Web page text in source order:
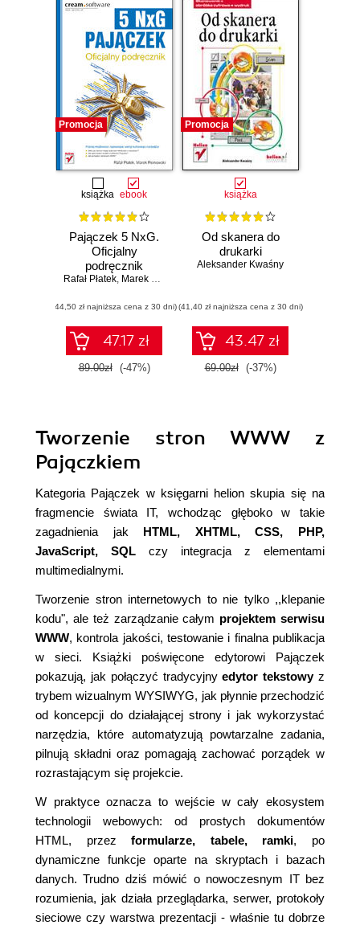
Promocja
książka ebook
Pajączek 5 NxG.
Oficjalny
podręcznik
Rafał Płatek, Marek Reinowski
(44,50 zł najniższa cena z 30 dni)
47.17 zł
89.00zł (-47%)
Promocja
książka
Od skanera do
drukarki
Aleksander Kwaśny
(41,40 zł najniższa cena z 30 dni)
43.47 zł
69.00zł (-37%)
Tworzenie stron WWW z
Pajączkiem
Kategoria Pajączek w księgarni helion skupia się na
fragmencie świata IT, wchodząc głęboko w takie
zagadnienia jak HTML, XHTML, CSS, PHP,
JavaScript, SQL czy integracja z elementami
multimedialnymi.
Tworzenie stron internetowych to nie tylko ,,klepanie
kodu", ale też zarządzanie całym projektem serwisu
WWW, kontrola jakości, testowanie i finalna publikacja
w sieci. Książki poświęcone edytorowi Pajączek
pokazują, jak połączyć tradycyjnyedytor tekstowyz
trybem wizualnym WYSIWYG, jak płynnie przechodzić
od koncepcji do działającej strony i jak wykorzystać
narzędzia, które automatyzują powtarzalne zadania,
pilnują składni oraz pomagają zachować porządek w
rozrastającym się projekcie.
W praktyce oznacza to wejście w cały ekosystem
technologii webowych: od prostych dokumentów
HTML, przezformularze, tabele, ramki, po
dynamiczne funkcje oparte na skryptach i bazach
danych. Trudno dziś mówić o nowoczesnym IT bez
rozumienia, jak działa przeglądarka, serwer, protokoły
sieciowe czy warstwa prezentacji - właśnie tu dobrze